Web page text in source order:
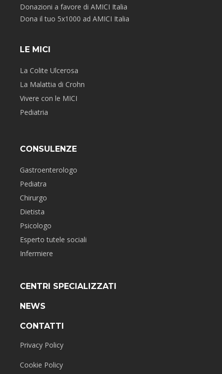
Donazioni a favore di AMICI Italia
Dona il tuo 5x1000 ad AMICI Italia
LE MICI
La Colite Ulcerosa
La Malattia di Crohn
Vivere con le MICI
Pediatria
CONSULENZE
Gastroenterologo
Pediatra
Chirurgo
Dietista
Psicologo
Esperto tutele sociali
Infermiere
CENTRI SPECIALIZZATI
NEWS
CONTATTI
Privacy Policy
Cookie Policy